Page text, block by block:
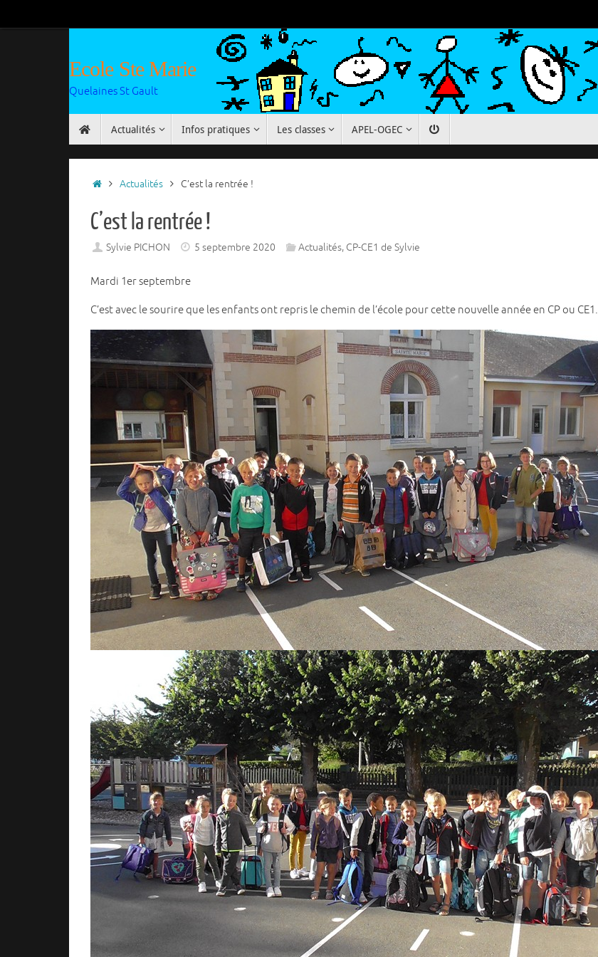
au
Ecole Ste Marie
Quelaines St Gault
Actualités Infos pratiques Les classes APEL-OGEC
Accueil
Actualités C’est la rentrée !
C’est la rentrée !
Sylvie PICHON 5 septembre 2020 Actualités, CP-CE1 de Sylvie
Mardi 1er septembre
C’est avec le sourire que les enfants ont repris le chemin de l’école pour cette nouvelle année en CP ou CE1.